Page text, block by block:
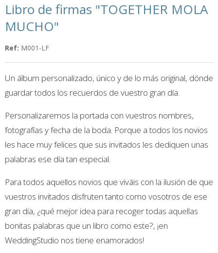
Libro de firmas "TOGETHER MOLA
MUCHO"
Ref: M001-LF
Un álbum personalizado, único y de lo más original, dónde
guardar todos los recuerdos de vuestro gran día.
Personalizaremos la portada con vuestros nombres,
fotografías y fecha de la boda. Porque a todos los novios
les hace muy felices que sus invitados les dediquen unas
palabras ese día tan especial.
Para todos aquellos novios que viváis con la ilusión de que
vuestros invitados disfruten tanto como vosotros de ese
gran día, ¿qué mejor idea para recoger todas aquellas
bonitas palabras que un libro como este?, ¡en
WeddingStudio nos tiene enamorados!